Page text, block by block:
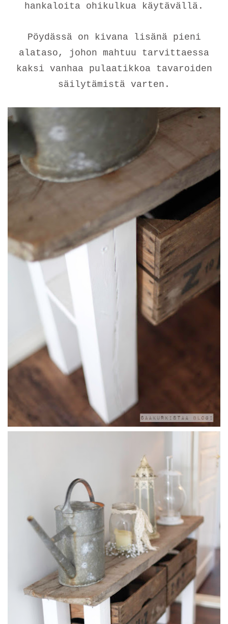
hankaloita ohikulkua käytävällä.
Pöydässä on kivana lisänä pieni
alataso, johon mahtuu tarvittaessa
kaksi vanhaa pulaatikkoa tavaroiden
säilytämistä varten.